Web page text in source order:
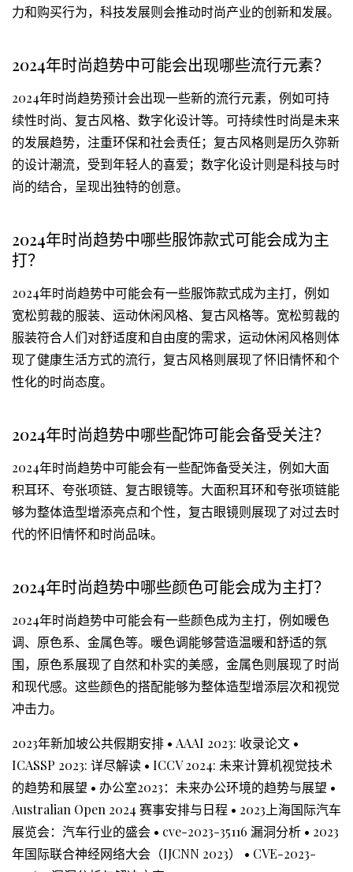
力和购买行为，科技发展则会推动时尚产业的创新和发展。
2024年时尚趋势中可能会出现哪些流行元素？
2024年时尚趋势预计会出现一些新的流行元素，例如可持
续性时尚、复古风格、数字化设计等。可持续性时尚是未来
的发展趋势，注重环保和社会责任；复古风格则是历久弥新
的设计潮流，受到年轻人的喜爱；数字化设计则是科技与时
尚的结合，呈现出独特的创意。
2024年时尚趋势中哪些服饰款式可能会成为主
打？
2024年时尚趋势中可能会有一些服饰款式成为主打，例如
宽松剪裁的服装、运动休闲风格、复古风格等。宽松剪裁的
服装符合人们对舒适度和自由度的需求，运动休闲风格则体
现了健康生活方式的流行，复古风格则展现了怀旧情怀和个
性化的时尚态度。
2024年时尚趋势中哪些配饰可能会备受关注？
2024年时尚趋势中可能会有一些配饰备受关注，例如大面
积耳环、夸张项链、复古眼镜等。大面积耳环和夸张项链能
够为整体造型增添亮点和个性，复古眼镜则展现了对过去时
代的怀旧情怀和时尚品味。
2024年时尚趋势中哪些颜色可能会成为主打？
2024年时尚趋势中可能会有一些颜色成为主打，例如暖色
调、原色系、金属色等。暖色调能够营造温暖和舒适的氛
围，原色系展现了自然和朴实的美感，金属色则展现了时尚
和现代感。这些颜色的搭配能够为整体造型增添层次和视觉
冲击力。
2023年新加坡公共假期安排 • AAAI 2023: 收录论文 •
ICASSP 2023: 详尽解读 • ICCV 2024: 未来计算机视觉技术
的趋势和展望 • 办公室2023：未来办公环境的趋势与展望 •
Australian Open 2024 赛事安排与日程 • 2023上海国际汽车
展览会：汽车行业的盛会 • cve-2023-35116 漏洞分析 • 2023
年国际联合神经网络大会（IJCNN 2023）
• CVE-2023-